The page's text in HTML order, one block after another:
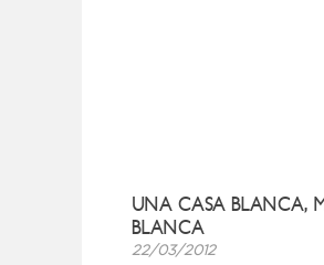
UNA CASA BLANCA,
BLANCA
22/03/2012